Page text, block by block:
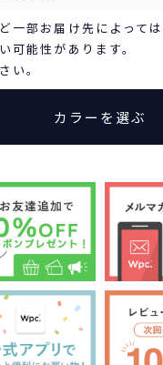
一部お届け先によって
可能性があります。
い。
カラーを選ぶ